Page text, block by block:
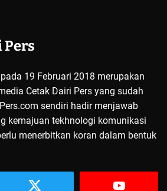
Pers
19 Februari 2018 merupakan
Cetak Dairi Pers yang sudah
sendiri hadir menjawab
kemajuan tekhnologi komunikasi
menerbitkan koran dalam bentuk